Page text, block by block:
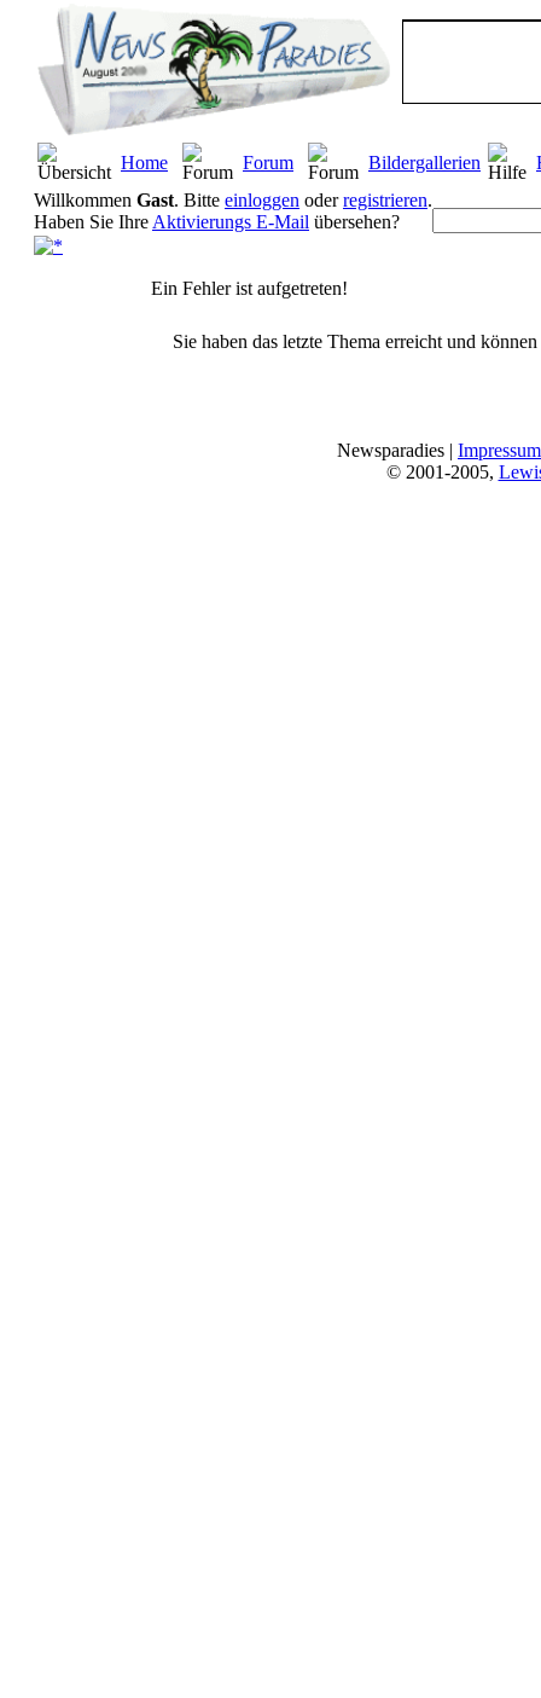
Home Forum Bildergallerien
Willkommen Gast. Bitte einloggen oderregistrieren.
Haben Sie Ihre Aktivierungs E-Mail übersehen?
Ein Fehler ist aufgetreten!
Sie haben das letzte Thema erreicht und
Newsparadies | Impressum
© 2001-2005,